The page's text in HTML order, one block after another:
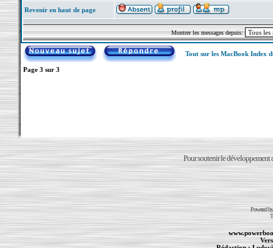
Revenir en haut de page
Montrer les messages depuis:
Tout sur les MacBook Index
Page 3 sur 3
Pour soutenir le développement
Powered